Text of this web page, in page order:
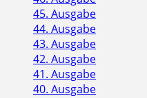
45. Ausgabe
44. Ausgabe
43. Ausgabe
42. Ausgabe
41. Ausgabe
40. Ausgabe